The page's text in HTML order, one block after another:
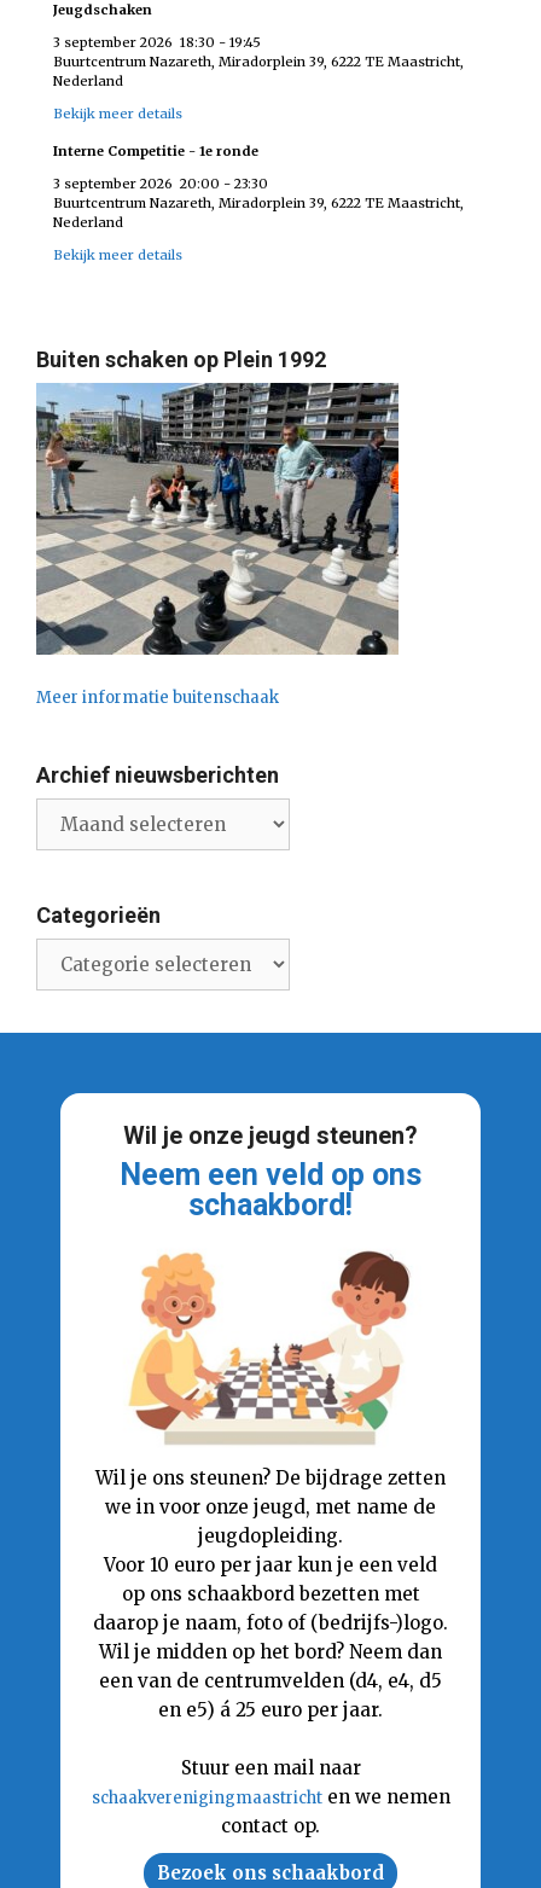
Jeugdschaken
3 september 2026 18:30 - 19:45
Buurtcentrum Nazareth, Miradorplein 39, 6222 TE Maastricht,
Nederland
Bekijk meer details
Interne Competitie - 1e ronde
3 september 2026 20:00 - 23:30
Buurtcentrum Nazareth, Miradorplein 39, 6222 TE Maastricht,
Nederland
Bekijk meer details
Buiten schaken op Plein 1992
Meer informatie buitenschaak
Archief nieuwsberichten
nieuwsberichten
Categorieën
Wil je onze jeugd steunen?
Neem een veld op ons
schaakbord!
Wil je ons steunen? De bijdrage zetten
we in voor onze jeugd, met name de
jeugdopleiding.
Voor 10 euro per jaar kun je een veld
op ons schaakbord bezetten met
daarop je naam, foto of (bedrijfs-)logo.
Wil je midden op het bord? Neem dan
een van de centrumvelden (d4, e4, d5
en e5) á 25 euro per jaar.
Stuur een mail naar
schaakverenigingmaastrichten we nemen
contact op.
Bezoek ons schaakbord